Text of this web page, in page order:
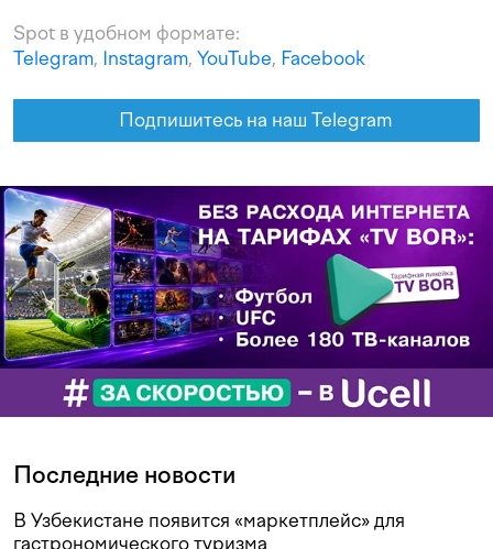
Spot в удобном формате:
Telegram, Instagram, YouTube, Facebook
Подпишитесь на наш Telegram
Последние новости
В Узбекистане появится «маркетплейс» для
гастрономического туризма